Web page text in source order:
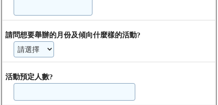
請問想要舉辦的月份及傾向什麼樣的活動?
活動預定人數?